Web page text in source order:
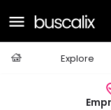
Explore